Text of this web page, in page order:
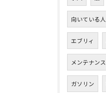
向いている人
エブリィ
メンテナンス
ガソリン